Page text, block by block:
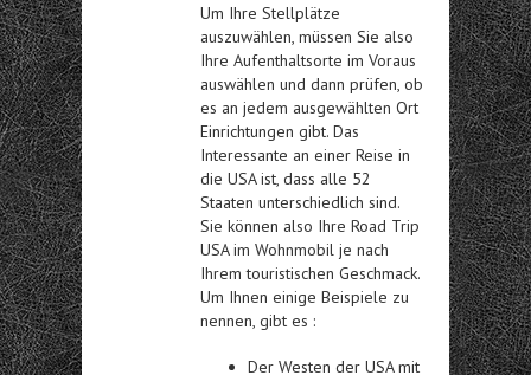
Um Ihre Stellplätze
auszuwählen, müssen Sie also
Ihre Aufenthaltsorte im Voraus
auswählen und dann prüfen, ob
es an jedem ausgewählten Ort
Einrichtungen gibt. Das
Interessante an einer Reise in
die USA ist, dass alle 52
Staaten unterschiedlich sind.
Sie können also Ihre Road Trip
USA im Wohnmobil je nach
Ihrem touristischen Geschmack.
Um Ihnen einige Beispiele zu
nennen, gibt es :
Der Westen der USA mit